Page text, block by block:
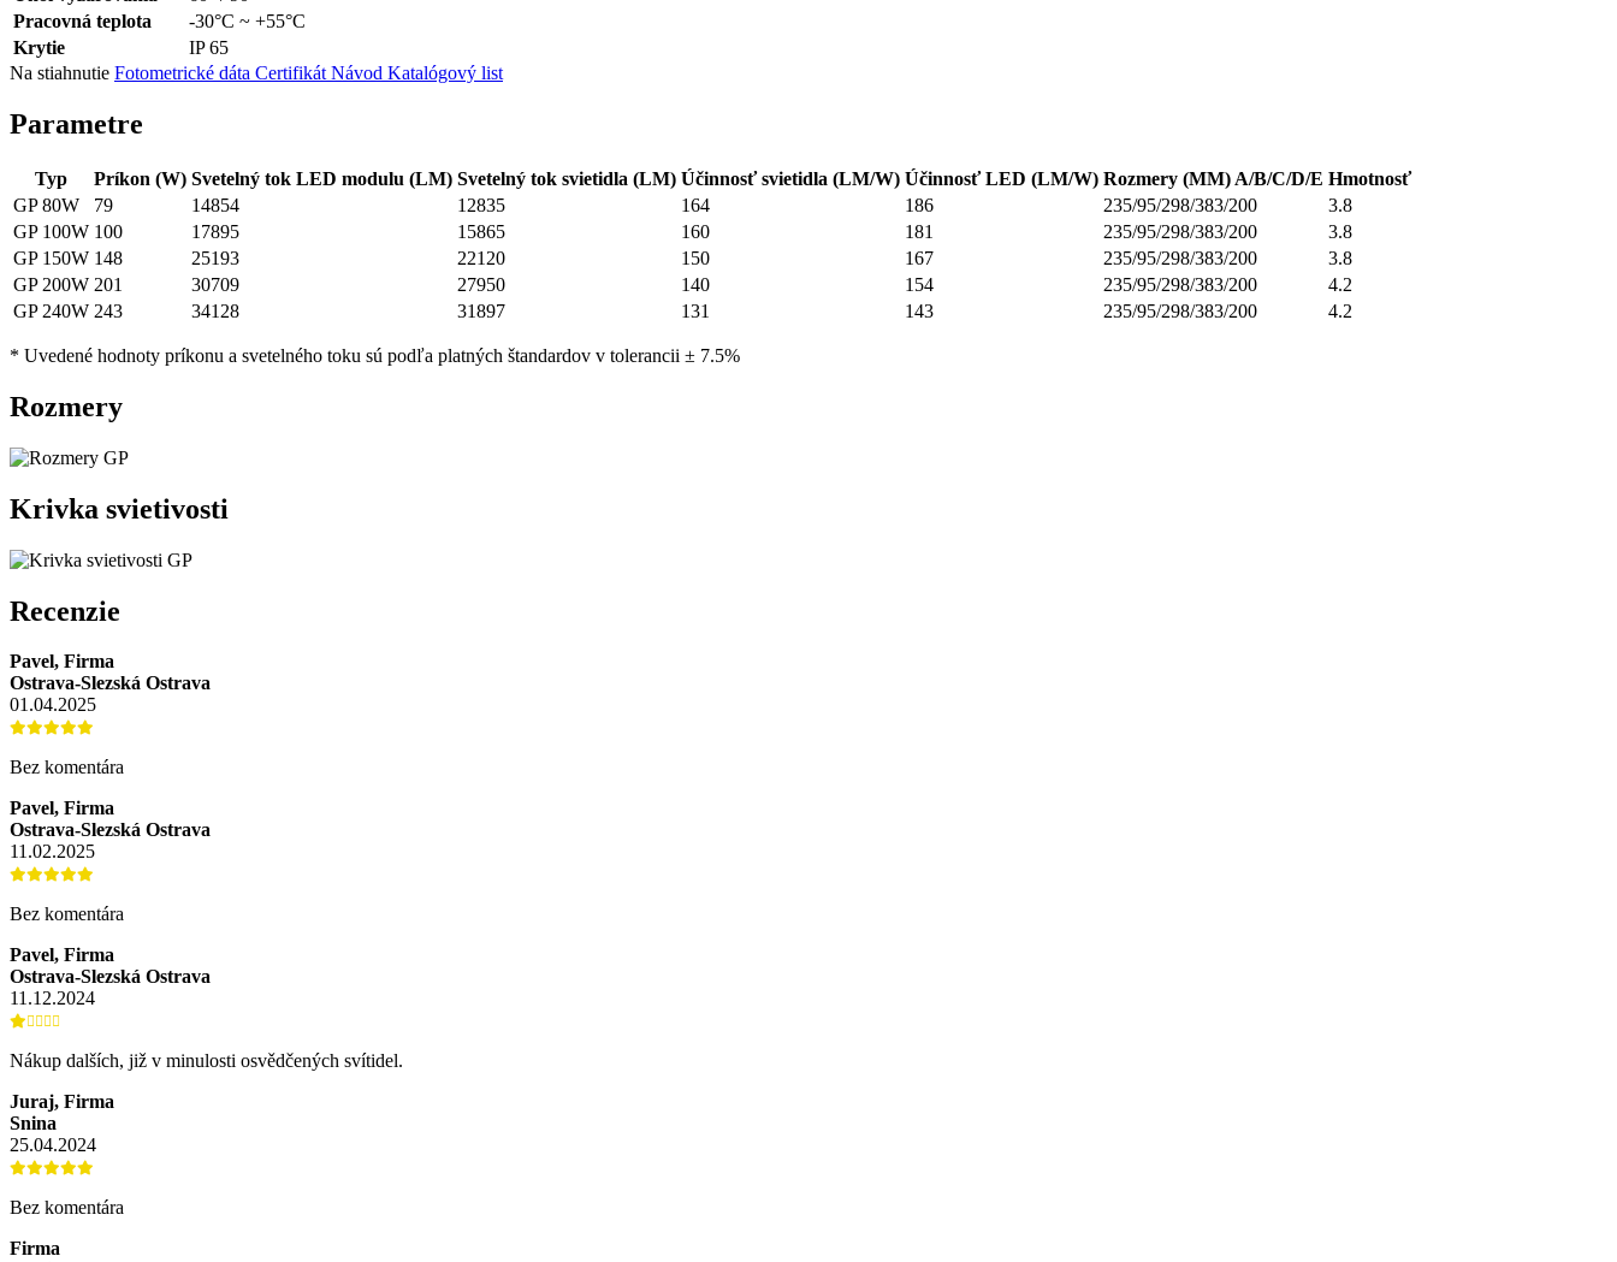
Pracovná teplota
-30°C ~ +55°C
Krytie
IP 65
Na stiahnutie Fotometrické dáta Certifikát Návod Katalógový list
Parametre
Typ Príkon (W) Svetelný tok LED modulu (LM) Svetelný tok svietidla (LM) Účinnosť svietidla (LM/W) Účinnosť LED (LM/W) Rozmery (MM) A/B/C/D/E Hmotnosť
GP 80W
79 14854 12835 164 186 235/95/298/383/200
3.8
GP 100W 100 17895 15865 160 181 235/95/298/383/200
3.8
GP 150W 148 25193 22120 150 167 235/95/298/383/200
3.8
GP 200W 201 30709 27950 140 154 235/95/298/383/200
4.2
GP 240W 243 34128 31897 131 143 235/95/298/383/200 4.2
* Uvedené hodnoty príkonu a svetelného toku sú podľa platných štandardov v tolerancii ± 7.5%
Rozmery
Krivka svietivosti
Recenzie
Pavel, Firma
Ostrava-Slezská Ostrava
01.04.2025
Bez komentára
Pavel, Firma
Ostrava-Slezská Ostrava
11.02.2025
Bez komentára
Pavel, Firma
Ostrava-Slezská Ostrava
11.12.2024
Nákup dalších, již v minulosti osvědčených svítidel.
Juraj, Firma
Snina
25.04.2024
Bez komentára
Firma